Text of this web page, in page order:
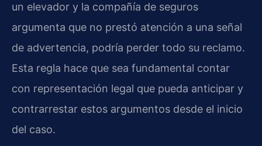
un elevador y la compañía de seguros
argumenta que no prestó atención a una señal
de advertencia, podría perder todo su reclamo.
Esta regla hace que sea fundamental contar
con representación legal que pueda anticipar y
contrarrestar estos argumentos desde el inicio
del caso.